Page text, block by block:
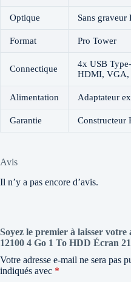
Optique Sans graveur
Format Pro Tower
Connectique
4x USB
HDMI, VGA,
Alimentation Adaptateur
Garantie Constructeur
Avis
Il n’y a pas encore d’avis.
Soyez le premier à laisser
12100 4 Go 1 To HDD Écran
Votre adresse e-mail ne sera pas
indiqués avec *